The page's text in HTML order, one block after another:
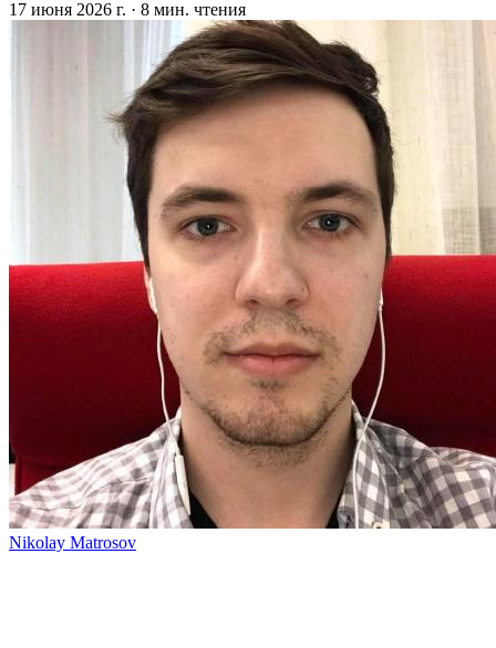
17 июня 2026 г. · 8 мин. чтения
Nikolay Matrosov